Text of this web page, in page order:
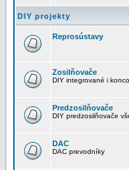
DIY projekty
Reprosústavy
Zosilňovače
DIY integrované i
Predzosilňovače
DIY predzosilňovače
DAC
DAC prevodníky